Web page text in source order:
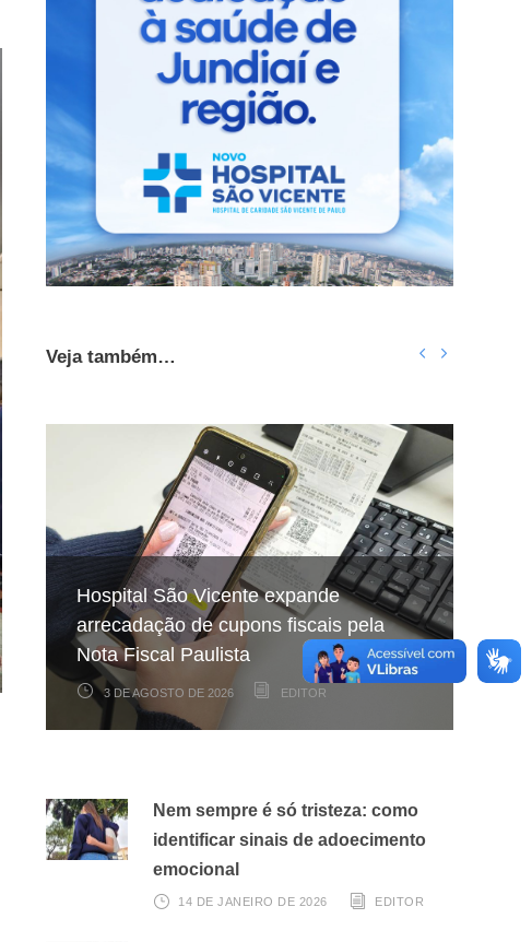
Veja também…
Hospital São Vicente expande
arrecadação de cupons fiscais pela
Nota Fiscal Paulista
3 DE AGOSTO DE 2026 EDITOR
Projeto celebra aniversários de
pacientes internados no Hospital São
Vicente
22 DE JULHO DE 2026 EDITOR
No frio, a sede diminui, mas a
necessidade de hidratação continua a
mesma
17 DE JULHO DE 2026 EDITOR
Nem sempre é só tristeza: como
identificar sinais de adoecimento
emocional
14 DE JANEIRO DE 2026 EDITOR